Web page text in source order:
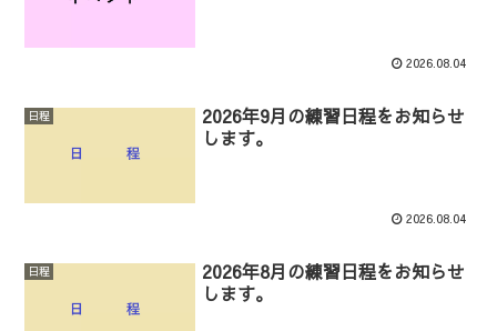
2026.08.04
日程
2026年9月の練習日程をお知らせ
します。
2026.08.04
日程
2026年8月の練習日程をお知らせ
します。